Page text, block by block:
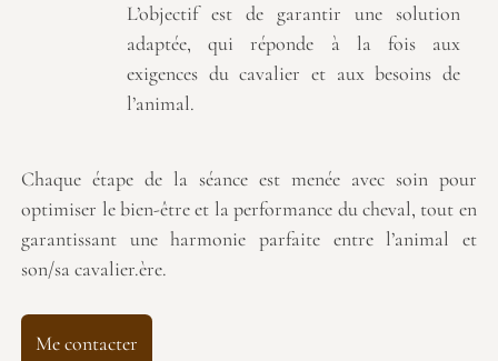
L’objectif est de garantir une solution
adaptée, qui réponde à la fois aux
exigences du cavalier et aux besoins de
l’animal.
Chaque étape de la séance est menée avec soin pour
optimiser le bien-être et la performance du cheval, tout en
garantissant une harmonie parfaite entre l’animal et
son/sa cavalier.ère.
Me contacter